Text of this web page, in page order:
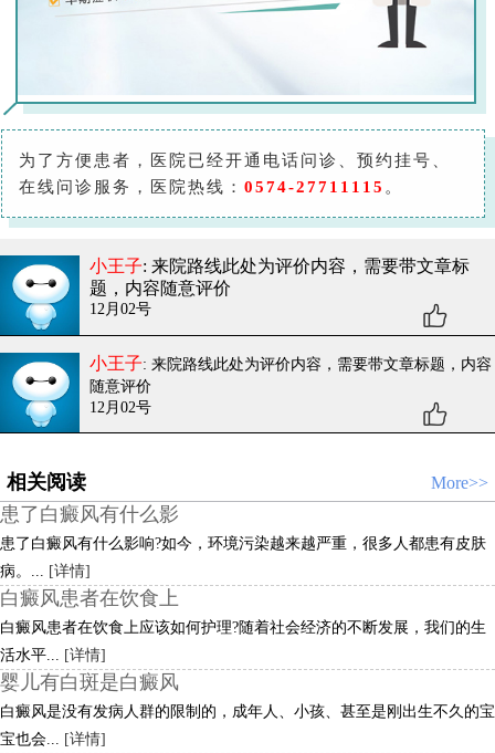
为了方便患者，医院已经开通电话问诊、预约挂号、
在线问诊服务，医院热线： 0574-27711115 。
小王子: 来院路线此处为评价内容，需要带文章标
题，内容随意评价
12月02号
小王子: 来院路线此处为评价内容，需要带文章标题，内容
随意评价
12月02号
相关阅读 More>>
患了白癜风有什么影
患了白癜风有什么影响?如今，环境污染越来越严重，很多人都患有皮肤
病。...
[详情]
白癜风患者在饮食上
白癜风患者在饮食上应该如何护理?随着社会经济的不断发展，我们的生
活水平...
[详情]
婴儿有白斑是白癜风
白癜风是没有发病人群的限制的，成年人、小孩、甚至是刚出生不久的宝
宝也会...
[详情]